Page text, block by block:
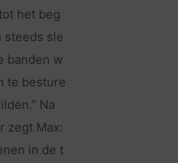
het beg
steeds sle
banden w
te besture
Na
zegt Max:
in de t